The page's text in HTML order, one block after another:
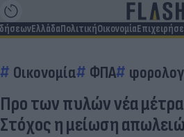
ΕλλάδαΠολιτικήΟικονομία
Οικονομία ΦΠΑ
Προ των πυλών νέα
Στόχος η μείωση